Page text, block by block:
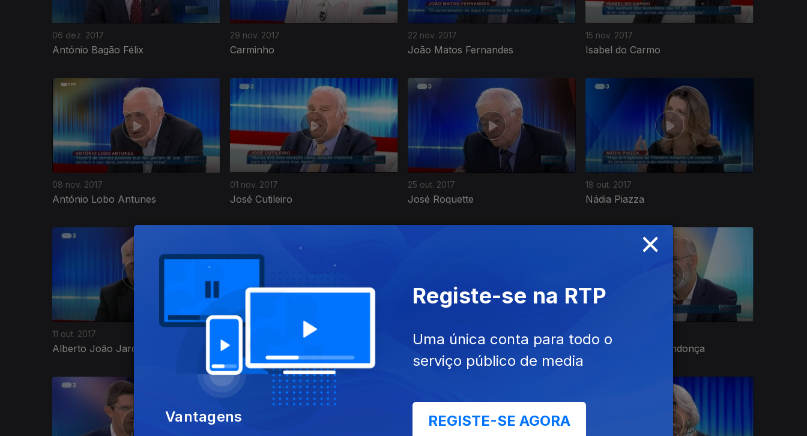
06 dez. 2017
António Bagão Félix
29 nov. 2017
Carminho
22 nov. 2017
João Matos Fernandes
15 nov. 2017
Isabel do Carmo
08 nov. 2017
António Lobo Antunes
01 nov. 2017
José Cutileiro
25 out. 2017
José Roquette
18 out. 2017
Nádia Piazza
311457
11 out. 2017
Alberto João Jardim Pedro Nuno Santos
30 set. 2017
Ken Follett
27 set. 2017
José Tolentino Mendonça
×
Vantagens
Registe-se na RTP
Uma única conta para todo o
serviço público de media
REGISTE-SE AGORA